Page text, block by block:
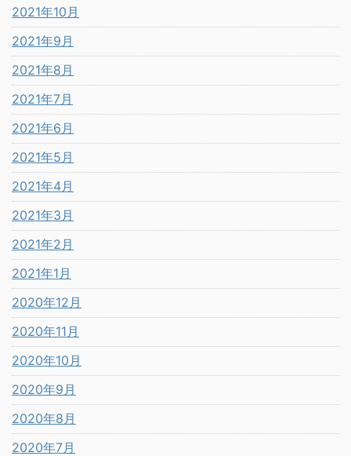
2021年10月
2021年9月
2021年8月
2021年7月
2021年6月
2021年5月
2021年4月
2021年3月
2021年2月
2021年1月
2020年12月
2020年11月
2020年10月
2020年9月
2020年8月
2020年7月